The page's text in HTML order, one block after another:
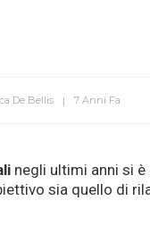
De Bellis 7 Anni Fa
negli ultimi anni si
sia quello di